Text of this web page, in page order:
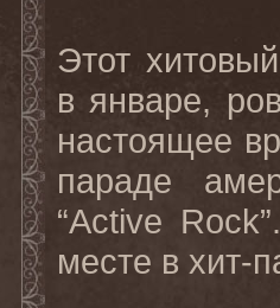
Этот
в январе,
настоящее
параде
“Active Rock
месте в хит-